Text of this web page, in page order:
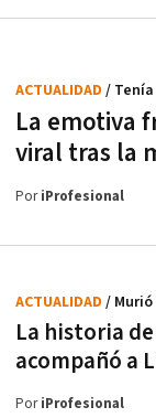
La emotiva
viral tras la
ACTUALIDAD / Tenía
PoriProfesional
La historia
acompañó a
ACTUALIDAD / Murió
PoriProfesional